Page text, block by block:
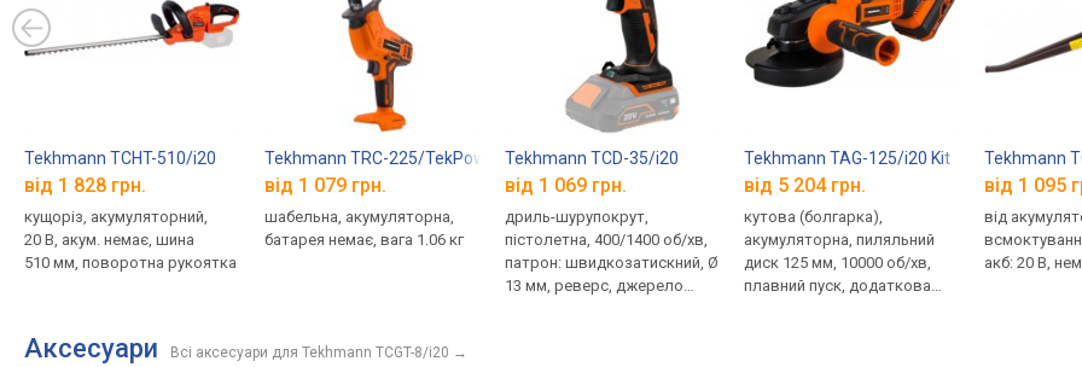
Tekhmann TCHT-510/i20
від 1 828 грн.
кущоріз, акумуляторний,
20 В, акум. немає, шина
510 мм, поворотна рукоятка
Tekhmann TRC-225/TekPower
від 1 079 грн.
шабельна, акумуляторна,
батарея немає, вага 1.06 кг
Tekhmann TCD-35/i20
від 1 069 грн.
дриль-шурупокрут,
пістолетна, 400/1400 об/хв,
патрон: швидкозатискний, Ø
13 мм, реверс, джерело
Tekhmann TAG-125/i20 Kit
від 5 204 грн.
кутова (болгарка),
акумуляторна, пиляльний
диск 125 мм, 10000 об/хв,
плавний пуск, додаткова
Tekhmann
від 1 095
від
акб: 20 В,
Аксесуари Всі аксесуари для Tekhmann TCGT-8/i20 →